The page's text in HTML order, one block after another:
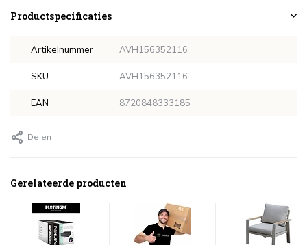
Productspecificaties
Artikelnummer AVH156352116
SKU AVH156352116
EAN 8720848333185
Delen
Gerelateerde producten